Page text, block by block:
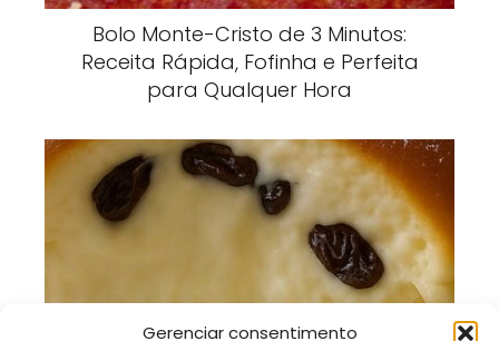
Gerenciar consentimento
Bolo Monte-Cristo de 3 Minutos:
Receita Rápida, Fofinha e Perfeita
para Qualquer Hora
Bolo Puff-Puff: Receita Fofinha, Leve e